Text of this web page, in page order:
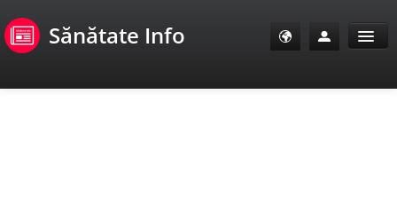
Sănătate Info